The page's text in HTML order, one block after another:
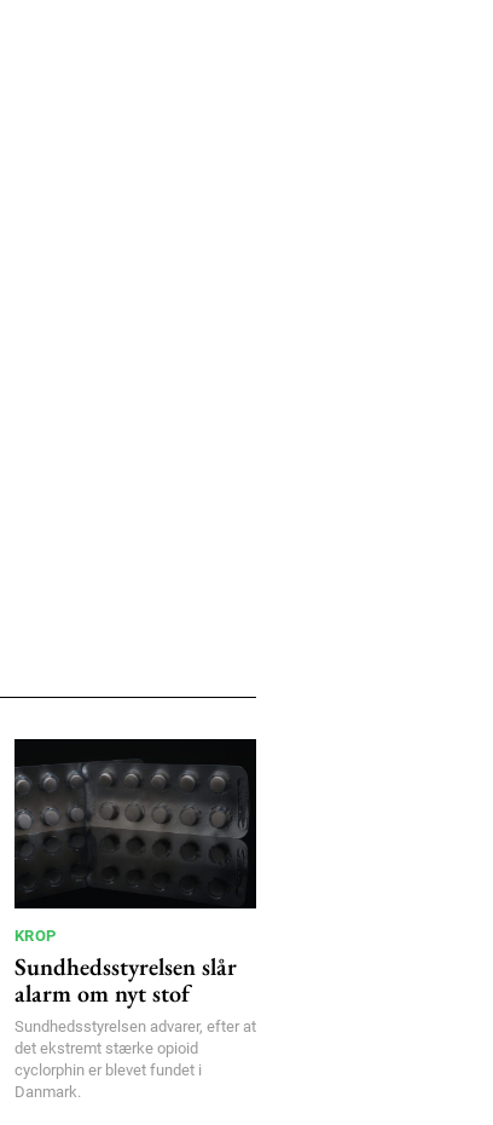
KROP
Sundhedsstyrelsen slår
alarm om nyt stof
Sundhedsstyrelsen advarer, efter at
det ekstremt stærke opioid
cyclorphin er blevet fundet i
Danmark.